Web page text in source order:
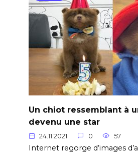
Un chiot ressemblant à
devenu une star
24.11.2021 0 57
Internet regorge d’images